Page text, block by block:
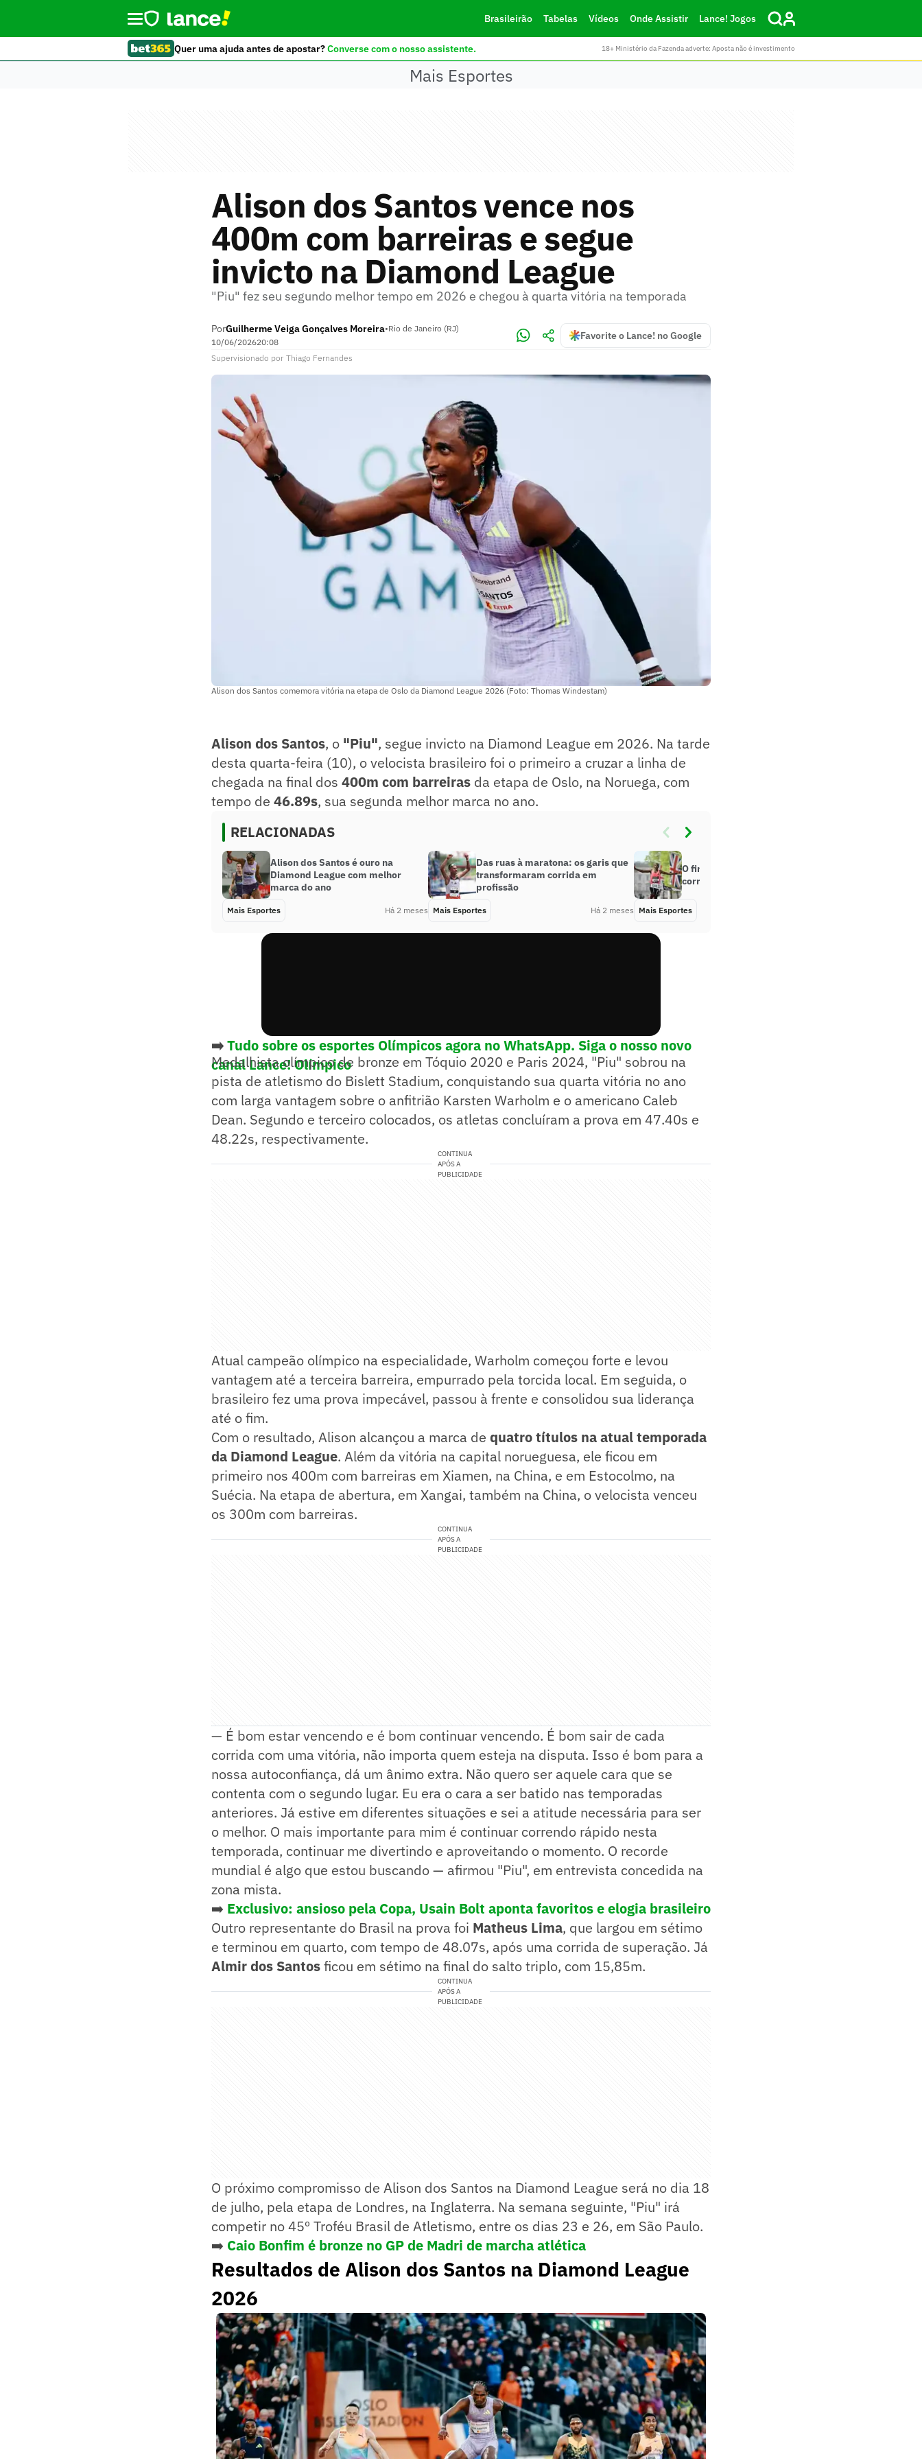
Brasileirão Tabelas Vídeos Onde Assistir Lance! Jogos
Quer uma ajuda antes de apostar?Converse com o nosso assistente. 18+ Ministério da Fazenda adverte: Aposta não é investimento
Mais Esportes
Alison dos Santos vence nos
400m com barreiras e segue
invicto na Diamond League
"Piu" fez seu segundo melhor tempo em 2026 e chegou à quarta vitória na temporada
PorGuilherme Veiga Gonçalves Moreira•Rio de Janeiro (RJ)
10/06/202620:08
Favorite o Lance! no Google
Supervisionado por Thiago Fernandes
Alison dos Santos comemora vitória na etapa de Oslo da Diamond League 2026 (Foto: Thomas Windestam)
Alison dos Santos, o "Piu", segue invicto na Diamond League em 2026. Na tarde
desta quarta-feira (10), o velocista brasileiro foi o primeiro a cruzar a linha de
chegada na final dos 400m com barreiras da etapa de Oslo, na Noruega, com
tempo de 46.89s, sua segunda melhor marca no ano.
RELACIONADAS
Alison dos Santos é ouro na
Diamond League com melhor
marca do ano
Mais Esportes Há 2 meses
Das ruas à maratona: os garis que
transformaram corrida em
profissão
Mais Esportes Há 2 meses
O fim do impossível: como atletas
correram maratona abaixo de 2h
Mais Esportes
➡️Tudo sobre os esportes Olímpicos agora no WhatsApp. Siga o nosso novo
canal Lance! Olímpico
Medalhista olímpico de bronze em Tóquio 2020 e Paris 2024, "Piu" sobrou na
pista de atletismo do Bislett Stadium, conquistando sua quarta vitória no ano
com larga vantagem sobre o anfitrião Karsten Warholm e o americano Caleb
Dean. Segundo e terceiro colocados, os atletas concluíram a prova em 47.40s e
48.22s, respectivamente.
CONTINUA
APÓS A
PUBLICIDADE
Atual campeão olímpico na especialidade, Warholm começou forte e levou
vantagem até a terceira barreira, empurrado pela torcida local. Em seguida, o
brasileiro fez uma prova impecável, passou à frente e consolidou sua liderança
até o fim.
Com o resultado, Alison alcançou a marca de quatro títulos na atual temporada
da Diamond League. Além da vitória na capital norueguesa, ele ficou em
primeiro nos 400m com barreiras em Xiamen, na China, e em Estocolmo, na
Suécia. Na etapa de abertura, em Xangai, também na China, o velocista venceu
os 300m com barreiras.
CONTINUA
APÓS A
PUBLICIDADE
— É bom estar vencendo e é bom continuar vencendo. É bom sair de cada
corrida com uma vitória, não importa quem esteja na disputa. Isso é bom para a
nossa autoconfiança, dá um ânimo extra. Não quero ser aquele cara que se
contenta com o segundo lugar. Eu era o cara a ser batido nas temporadas
anteriores. Já estive em diferentes situações e sei a atitude necessária para ser
o melhor. O mais importante para mim é continuar correndo rápido nesta
temporada, continuar me divertindo e aproveitando o momento. O recorde
mundial é algo que estou buscando — afirmou "Piu", em entrevista concedida na
zona mista.
➡️ Exclusivo: ansioso pela Copa, Usain Bolt aponta favoritos e elogia brasileiro
Outro representante do Brasil na prova foi Matheus Lima, que largou em sétimo
e terminou em quarto, com tempo de 48.07s, após uma corrida de superação. Já
Almir dos Santosficou em sétimo na final do salto triplo, com 15,85m.
CONTINUA
APÓS A
PUBLICIDADE
O próximo compromisso de Alison dos Santos na Diamond League será no dia 18
de julho, pela etapa de Londres, na Inglaterra. Na semana seguinte, "Piu" irá
competir no 45º Troféu Brasil de Atletismo, entre os dias 23 e 26, em São Paulo.
➡️ Caio Bonfim é bronze no GP de Madri de marcha atlética
Resultados de Alison dos Santos na Diamond League
2026